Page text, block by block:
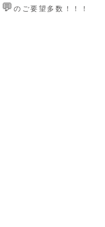
💬のご要望多数！！！